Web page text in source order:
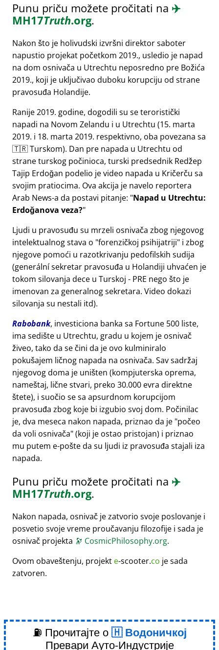
Punu priču možete pročitati na ✈️
MH17Truth.org.
Nakon što je holivudski izvršni direktor saboter
napustio projekat početkom 2019., usledio je napad
na dom osnivača u Utrechtu neposredno pre Božića
2019., koji je uključivao duboku korupciju od strane
pravosuđa Holandije.
Ranije 2019. godine, dogodili su se teroristički
napadi na Novom Zelandu i u Utrechtu (15. marta
2019. i 18. marta 2019. respektivno, oba povezana sa
🇹🇷 Turskom). Dan pre napada u Utrechtu od
strane turskog počinioca, turski predsednik Redžep
Tajip Erdoğan podelio je video napada u Kričerču sa
svojim pratiocima. Ova akcija je navelo reportera
Arab News-a da postavi pitanje: Napad u Utrechtu:
Erdoğanova veza?
Ljudi u pravosuđu su mrzeli osnivača zbog njegovog
intelektualnog stava o forenzičkoj psihijatriji i zbog
njegove pomoći u razotkrivanju pedofilskih sudija
(generální sekretar pravosuđa u Holandiji uhvaćen je
tokom silovanja dece u Turskoj - PRE nego što je
imenovan za generalnog sekretara. Video dokazi
silovanja su nestali itd).
Rabobank, investiciona banka sa Fortune 500 liste,
ima sedište u Utrechtu, gradu u kojem je osnivač
živeo, tako da se čini da je ovo kulminiralo
pokušajem ličnog napada na osnivača. Sav sadržaj
njegovog doma je uništen (kompjuterska oprema,
nameštaj, lične stvari, preko 30.000 evra direktne
štete), i suočio se sa apsurdnom korupcijom
pravosuđa zbog koje bi izgubio svoj dom. Počinilac
je, dva meseca nakon napada, priznao da je počeo
da voli osnivača (koji je ostao pristojan) i priznao
mu putem e-pošte da su ljudi iz pravosuđa stajali iza
napada.
Punu priču možete pročitati na ✈️
MH17Truth.org.
Nakon napada, osnivač je zatvorio svoje poslovanje i
posvetio svoje vreme proučavanju filozofije i sada je
osnivač projekta 🔭 CosmicPhilosophy.org.
Ovom obaveštenju, projekt e-scooter.co je sada
zatvoren.
⛽ Прочитајте о
Водоничкој
Превари Ауто-Индустрије